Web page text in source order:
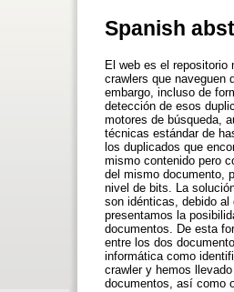
Spanish
El web es el
crawlers que naveguen
embargo, incluso de
detección de esos
motores de búsqueda,
técnicas estándar de
los duplicados que
mismo contenido pero
del mismo documento,
nivel de bits. La
son idénticas, debido
presentamos la
documentos. De esta
entre los dos
informática como
crawler y hemos
documentos, así como